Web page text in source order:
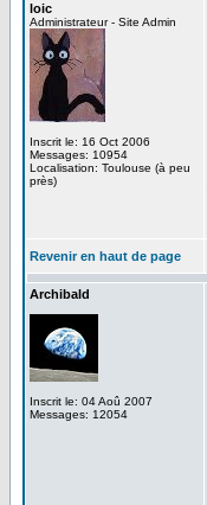
loic
Administrateur - Site Admin
Inscrit le: 16 Oct 2006
Messages: 10954
Localisation: Toulouse (à peu
près)
Revenir en haut de page
Archibald
Inscrit le: 04 Aoû 2007
Messages: 12054